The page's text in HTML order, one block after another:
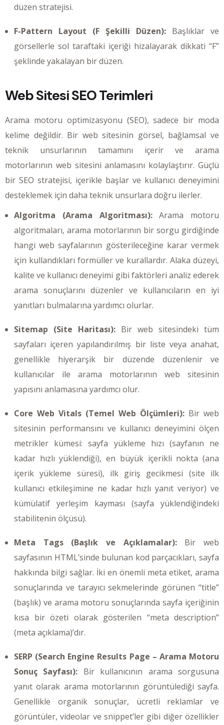
düzen stratejisi.
F-Pattern Layout (F Şekilli Düzen): Başlıklar ve
görsellerle sol taraftaki içeriği hizalayarak dikkati “F”
şeklinde yakalayan bir düzen.
Web Sitesi SEO Terimleri
Arama motoru optimizasyonu (SEO), sadece bir moda
kelime değildir. Bir web sitesinin görsel, bağlamsal ve
teknik unsurlarının tamamını içerir ve arama
motorlarının web sitesini anlamasını kolaylaştırır. Güçlü
bir SEO stratejisi, içerikle başlar ve kullanıcı deneyimini
desteklemek için daha teknik unsurlara doğru ilerler.
Algoritma (Arama Algoritması):Arama motoru
algoritmaları, arama motorlarının bir sorgu girdiğinde
hangi web sayfalarının gösterileceğine karar vermek
için kullandıkları formüller ve kurallardır. Alaka düzeyi,
kalite ve kullanıcı deneyimi gibi faktörleri analiz ederek
arama sonuçlarını düzenler ve kullanıcıların en iyi
yanıtları bulmalarına yardımcı olurlar.
Sitemap (Site Haritası): Bir web sitesindeki tüm
sayfaları içeren yapılandırılmış bir liste veya anahat,
genellikle hiyerarşik bir düzende düzenlenir ve
kullanıcılar ile arama motorlarının web sitesinin
yapısını anlamasına yardımcı olur.
Core Web Vitals (Temel Web Ölçümleri): Bir web
sitesinin performansını ve kullanıcı deneyimini ölçen
metrikler kümesi: sayfa yükleme hızı (sayfanın ne
kadar hızlı yüklendiği), en büyük içerikli nokta (ana
içerik yükleme süresi), ilk giriş gecikmesi (site ilk
kullanıcı etkileşimine ne kadar hızlı yanıt veriyor) ve
kümülatif yerleşim kayması (sayfa yüklendiğindeki
stabilitenin ölçüsü).
Meta Tags (Başlık ve Açıklamalar): Bir web
sayfasının HTML’sinde bulunan kod parçacıkları, sayfa
hakkında bilgi sağlar. İki en önemli meta etiket, arama
sonuçlarında ve tarayıcı sekmelerinde görünen “title”
(başlık) ve arama motoru sonuçlarında sayfa içeriğinin
kısa bir özeti olarak gösterilen “meta description”
(meta açıklama)’dır.
SERP (Search Engine Results Page – Arama Motoru
Sonuç Sayfası): Bir kullanıcının arama sorgusuna
yanıt olarak arama motorlarının görüntülediği sayfa.
Genellikle organik sonuçlar, ücretli reklamlar ve
görüntüler, videolar ve snippet’ler gibi diğer özellikler